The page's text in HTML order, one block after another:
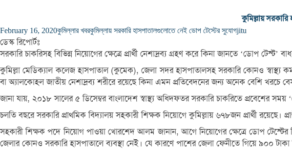
কুমিল্লায়
February 16, 2020কুমিল্লার খবরকুমিল্লায় সরকারি হাসপাতালগুলোতে নেই ডোপ টেস্টের সুযোগjitu
ডেস্ক রিপোর্টঃ
সরকারি চাকরিসহ বিভিন্ন নিয়োগের ক্ষেত্রে প্রার্থী নেশাদ্রব্য গ্রহণ করে কিনা জানতে ‘ডোপ
কুমিল্লা মেডিক্যাল কলেজ হাসপাতাল (কুমেক), জেলা সদর হাসপাতালসহ সরকারি কোনও স্বাস্থ্য
বা অ্যালকোহল জাতীয় নেশাদ্রব্য শরীরে রয়েছে কিনা এমন প্রতিবেদনের জন্য অনেক বেশি খরচে
জানা যায়, ২০১৮ সালের ৫ ডিসেম্বর বাংলাদেশ স্বাস্থ্য অধিদফতর সরকারি চাকরিতে প্রবেশের
চলতি বছরে সরকারি প্রাথমিক বিদ্যালয় সহকারী শিক্ষক নিয়োগে কুমিল্লায় ৬৭৮জন প্রার্থী রয়েছে।
সহকারী শিক্ষক পদে নিয়োগ পাওয়া খোরশেদ আলম জানান, আগে নিয়োগের ক্ষেত্রে ডোপ টেস্টের
জেলার কোনও সরকারি হাসপাতালে ব্যবস্থা নেই। যে কারণে পাশের জেলা ফেনীতে গিয়ে ৯০০